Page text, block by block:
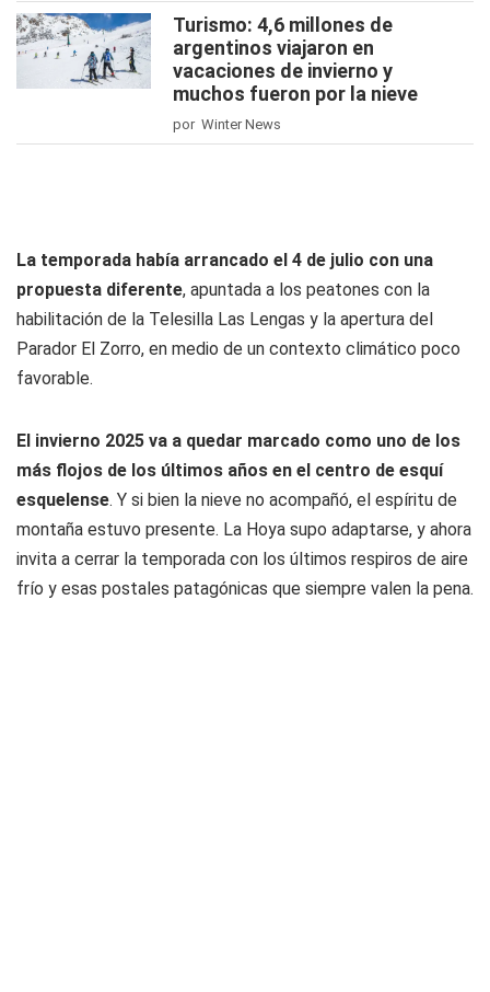
Turismo: 4,6 millones de
argentinos viajaron en
vacaciones de invierno y
muchos fueron por la nieve
por Winter News
La temporada había arrancado el 4 de julio con una
propuesta diferente, apuntada a los peatones con la
habilitación de la Telesilla Las Lengas y la apertura del
Parador El Zorro, en medio de un contexto climático poco
favorable.
El invierno 2025 va a quedar marcado como uno de los
más flojos de los últimos años en el centro de esquí
esquelense. Y si bien la nieve no acompañó, el espíritu de
montaña estuvo presente. La Hoya supo adaptarse, y ahora
invita a cerrar la temporada con los últimos respiros de aire
frío y esas postales patagónicas que siempre valen la pena.